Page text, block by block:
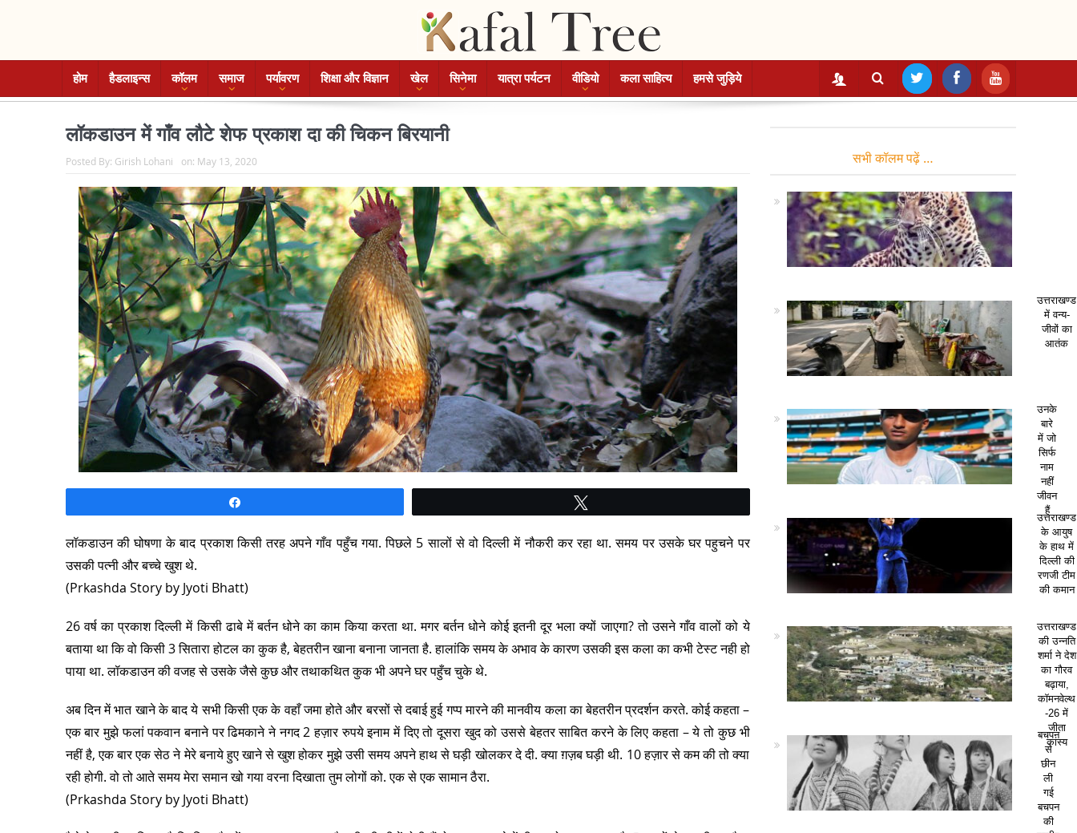
होम हैडलाइन्स कॉलम समाज पर्यावरण शिक्षा और विज्ञान खेल सिनेमा यात्रा पर्यटन वीडियो कला साहित्य हमसे जुड़िये
लॉकडाउन में गाँव लौटे शेफ प्रकाश दा की चिकन बिरयानी
Posted By: Girish Lohani on: May 13, 2020
लॉकडाउन की घोषणा के बाद प्रकाश किसी तरह अपने गाँव पहुँच गया. पिछले 5 सालों से वो दिल्ली में नौकरी कर रहा था. समय पर उसके घर पहुचने पर
उसकी पत्नी और बच्चे खुश थे.
(Prkashda Story by Jyoti Bhatt)
26 वर्ष का प्रकाश दिल्ली में किसी ढाबे में बर्तन धोने का काम किया करता था. मगर बर्तन धोने कोई इतनी दूर भला क्यों जाएगा? तो उसने गाँव वालों को ये
बताया था कि वो किसी 3 सितारा होटल का कुक है, बेहतरीन खाना बनाना जानता है. हालांकि समय के अभाव के कारण उसकी इस कला का कभी टेस्ट नही हो
पाया था. लॉकडाउन की वजह से उसके जैसे कुछ और तथाकथित कुक भी अपने घर पहुँच चुके थे.
अब दिन में भात खाने के बाद ये सभी किसी एक के वहाँ जमा होते और बरसों से दबाई हुई गप्प मारने की मानवीय कला का बेहतरीन प्रदर्शन करते. कोई कहता –
एक बार मुझे फलां पकवान बनाने पर ढिमकाने ने नगद 2 हज़ार रुपये इनाम में दिए तो दूसरा खुद को उससे बेहतर साबित करने के लिए कहता – ये तो कुछ भी
नहीं है, एक बार एक सेठ ने मेरे बनाये हुए खाने से खुश होकर मुझे उसी समय अपने हाथ से घड़ी खोलकर दे दी. क्या ग़ज़ब घड़ी थी. 10 हज़ार से कम की तो क्या
रही होगी. वो तो आते समय मेरा समान खो गया वरना दिखाता तुम लोगों को. एक से एक सामान ठैरा.
(Prkashda Story by Jyoti Bhatt)
सभी कॉलम पढ़ें …
उत्तराखण्ड
में वन्य-
जीवों का
आतंक
उनके
बारे
में जो
सिर्फ
नाम
नहीं
जीवन
हैं
उत्तराखण्ड
के आयुष
के हाथ में
दिल्ली की
रणजी टीम
की कमान
उत्तराखण्ड
की उन्नति
शर्मा ने देश
का गौरव
बढ़ाया,
कॉमनवेल्थ
-26 में
जीता
कांस्य
बचपन
से
छीन
ली
गई
बचपन
की